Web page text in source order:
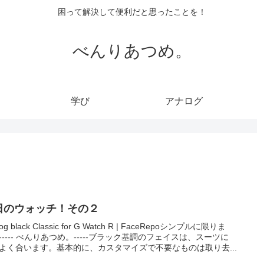
困って解決して便利だと思ったことを！
べんりあつめ。
学び アナログ
のウォッチ！その２
black Classic for G Watch R | FaceRepoシンプルに限りま
べんりあつめ。-----ブラック基調のフェイスは、スーツに
く合います。基本的に、カスタマイズで不要なものは取り去...